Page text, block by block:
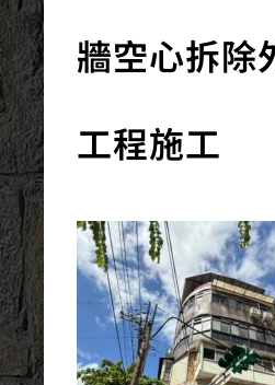
牆空心拆除
工程施工